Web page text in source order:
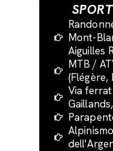
Mont-
Aiguilles
MTB /
(Flégère,
Via